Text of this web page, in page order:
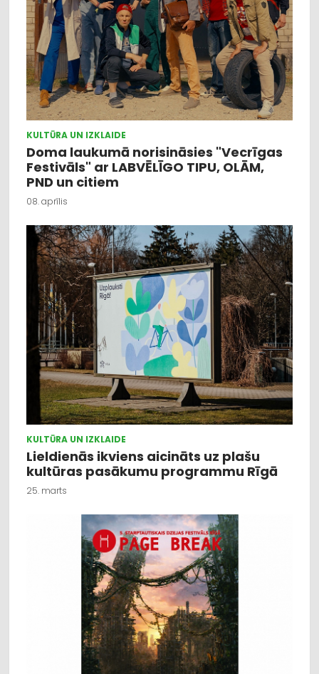
KULTŪRA UN IZKLAIDE
Doma laukumā norisināsies "Vecrīgas
Festivāls" ar LABVĒLĪGO TIPU, OLĀM,
PND un citiem
08. aprīlis
KULTŪRA UN IZKLAIDE
Lieldienās ikviens aicināts uz plašu
kultūras pasākumu programmu Rīgā
25. marts